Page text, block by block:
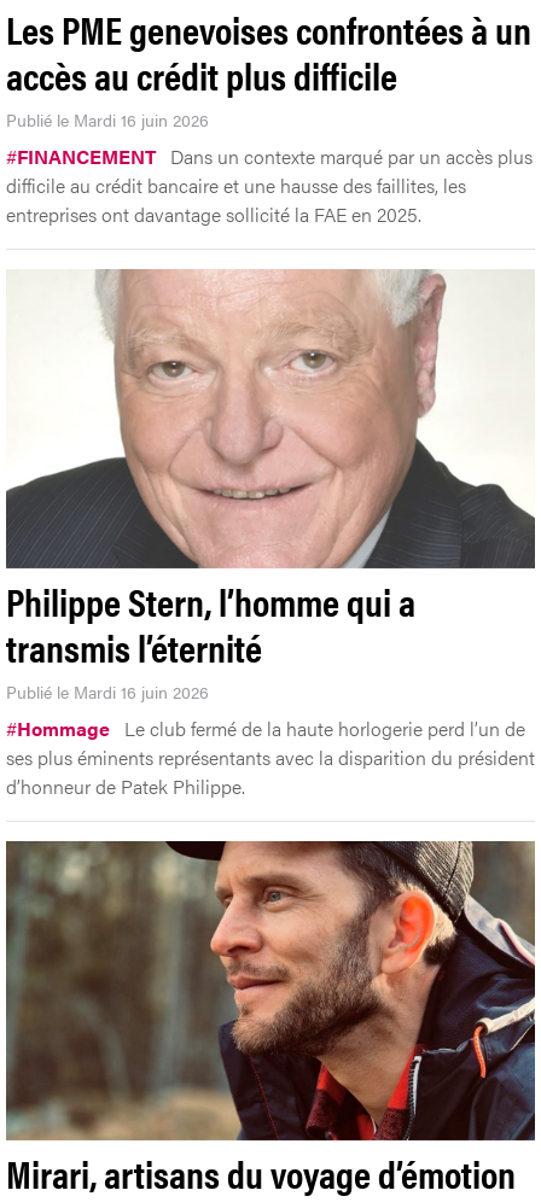
Les PME genevoises confrontées à un
accès au crédit plus difficile
Publié le Mardi 16 juin 2026
#FINANCEMENT Dans un contexte marqué par un accès plus
difficile au crédit bancaire et une hausse des faillites, les
entreprises ont davantage sollicité la FAE en 2025.
Philippe Stern, l’homme qui a
transmis l’éternité
Publié le Mardi 16 juin 2026
#Hommage Le club fermé de la haute horlogerie perd l’un de
ses plus éminents représentants avec la disparition du président
d’honneur de Patek Philippe.
Mirari, artisans du voyage d’émotion